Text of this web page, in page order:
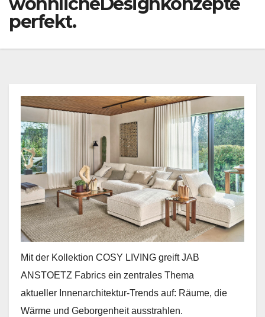
perfekt.
Mit der Kollektion COSY LIVING greift JAB
ANSTOETZ Fabrics ein zentrales Thema
aktueller Innenarchitektur-Trends auf: Räume, die
Wärme und Geborgenheit ausstrahlen.